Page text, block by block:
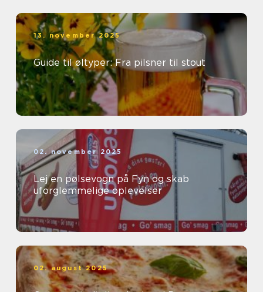
13. november 2025
Guide til øltyper: Fra pilsner til stout
02. november 2025
Lej en pølsevogn på Fyn og skab
uforglemmelige oplevelser
02. august 2025